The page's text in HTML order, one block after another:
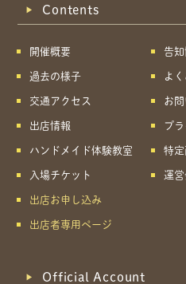
共有方
Contents
開催概要
過去の様子
交通アクセス
出店情報
ハンドメイド体験教室
入場チケット
出店お申し込み
出店者専用ページ
告
よ
お
プ
特
運営
Official Account